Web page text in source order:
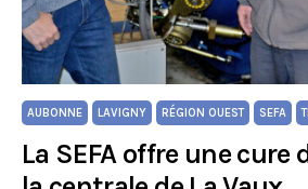
AUBONNE LAVIGNY RÉGION OUEST SEFA
La SEFA offre une cure